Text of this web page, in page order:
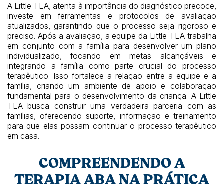
A Little TEA, atenta à importância do diagnóstico precoce,
investe em ferramentas e protocolos de avaliação
atualizados, garantindo que o processo seja rigoroso e
preciso. Após a avaliação, a equipe da Little TEA trabalha
em conjunto com a família para desenvolver um plano
individualizado, focando em metas alcançáveis e
integrando a família como parte crucial do processo
terapêutico. Isso fortalece a relação entre a equipe e a
família, criando um ambiente de apoio e colaboração
fundamental para o desenvolvimento da criança. A Little
TEA busca construir uma verdadeira parceria com as
famílias, oferecendo suporte, informação e treinamento
para que elas possam continuar o processo terapêutico
em casa.
COMPREENDENDO A
TERAPIA ABA NA PRÁTICA